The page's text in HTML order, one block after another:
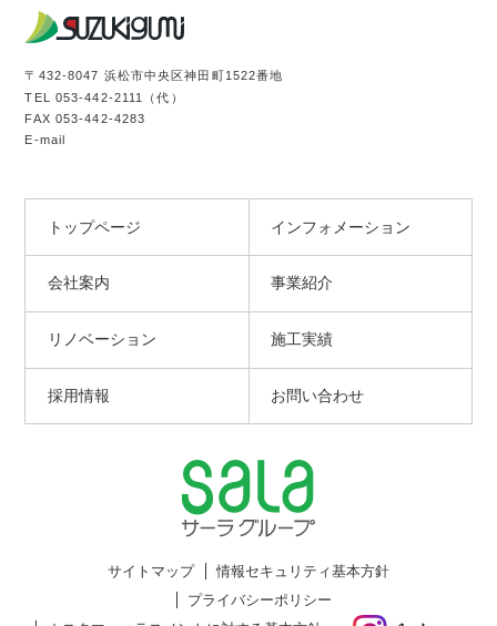
〒432-8047 浜松市中央区神田町1522番地
TEL 053-442-2111
（代）
FAX 053-442-4283
E-mail
トップページ インフォメーション
会社案内 事業紹介
リノベーション 施工実績
採用情報 お問い合わせ
サイトマップ
情報セキュリティ基本方針
プライバシーポリシー